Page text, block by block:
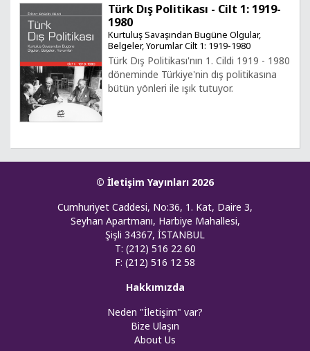
Türk Dış Politikası - Cilt 1: 1919-
1980
Kurtuluş Savaşından Bugüne Olgular,
Belgeler, Yorumlar Cilt 1: 1919-1980
Türk Dış Politikası'nın 1. Cildi 1919 - 1980
döneminde Türkiye'nin dış politikasına
bütün yönleri ile ışık tutuyor.
© İletişim Yayınları 2026
Cumhuriyet Caddesi, No:36, 1. Kat, Daire 3,
Seyhan Apartmanı, Harbiye Mahallesi,
Şişli 34367, İSTANBUL
T: (212) 516 22 60
F: (212) 516 12 58
Hakkımızda
Neden "İletişim" var?
Bize Ulaşın
About Us